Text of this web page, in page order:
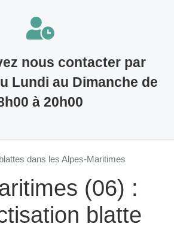
nous contacter par
Lundi au Dimanche de
à 20h00
dans les Alpes-Maritimes
(06) :
blatte